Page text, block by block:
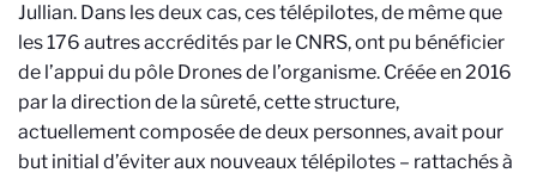
Jullian. Dans les deux cas, ces télépilotes, de même que
les 176 autres accrédités par le CNRS, ont pu bénéficier
de l’appui du pôle Drones de l’organisme. Créée en 2016
par la direction de la sûreté, cette structure,
actuellement composée de deux personnes, avait pour
but initial d’éviter aux nouveaux télépilotes – rattachés à